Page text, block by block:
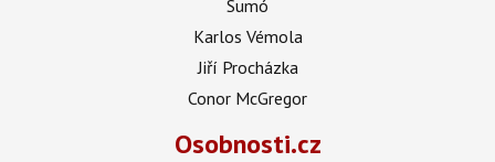
Sumó
Karlos Vémola
Jiří Procházka
Conor McGregor
Osobnosti.cz